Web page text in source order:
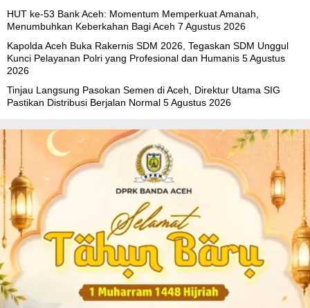
HUT ke-53 Bank Aceh: Momentum Memperkuat Amanah,
Menumbuhkan Keberkahan Bagi Aceh 7 Agustus 2026
Kapolda Aceh Buka Rakernis SDM 2026, Tegaskan SDM Unggul
Kunci Pelayanan Polri yang Profesional dan Humanis 5 Agustus
2026
Tinjau Langsung Pasokan Semen di Aceh, Direktur Utama SIG
Pastikan Distribusi Berjalan Normal 5 Agustus 2026